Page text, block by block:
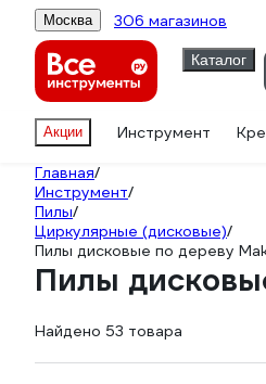
Москва 306 магазинов
Каталог
Акции Инструмент
Главная/
Инструмент/
Пилы/
Циркулярные (дисковые)/
Пилы дисковые по дереву
Пилы
Найдено 53 товара